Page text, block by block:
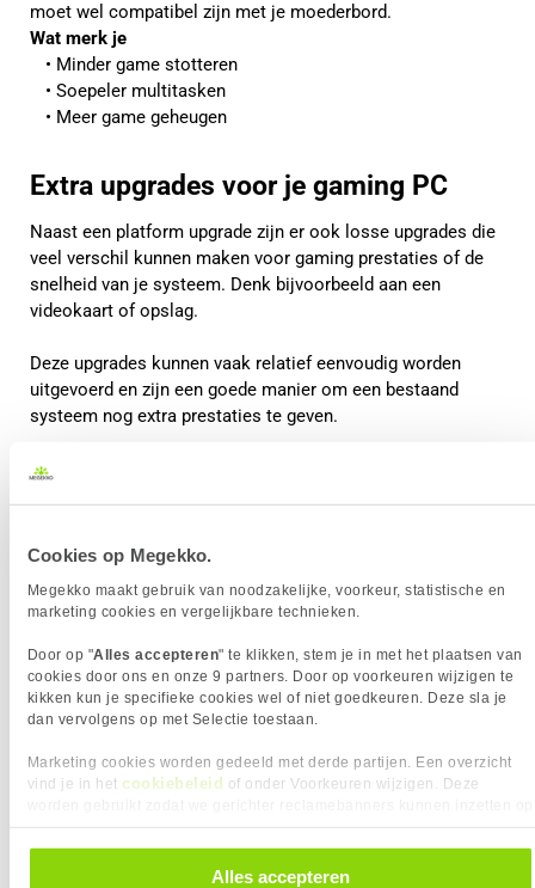
Cookies op Megekko.
Megekko maakt gebruik van noodzakelijke, voorkeur, statistische en
marketing cookies en vergelijkbare technieken.
Door op "Alles accepteren" te klikken, stem je in met het plaatsen van
cookies door ons en onze 9 partners. Door op voorkeuren wijzigen te
kikken kun je specifieke cookies wel of niet goedkeuren. Deze sla je
dan vervolgens op met Selectie toestaan.
Marketing cookies worden gedeeld met derde partijen. Een overzicht
vind je in het cookiebeleid of onder Voorkeuren wijzigen. Deze
alle cookies. Je kunt je gegeven toestemming altijd intrekken, dit doe je
door in de footer van onze website te klikken op ‘Cookievoorkeuren’
Alles accepteren
moet wel compatibel zijn met je moederbord.
Wat merk je
Minder game stotteren
Soepeler multitasken
Meer game geheugen
Extra upgrades voor je gaming PC
Naast een platform upgrade zijn er ook losse upgrades die
veel verschil kunnen maken voor gaming prestaties of de
snelheid van je systeem. Denk bijvoorbeeld aan een
videokaart of opslag.
Deze upgrades kunnen vaak relatief eenvoudig worden
uitgevoerd en zijn een goede manier om een bestaand
systeem nog extra prestaties te geven.
Videokaart upgraden